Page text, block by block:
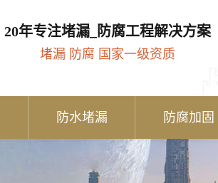
20年专注堵漏_防腐工程解决方案
堵漏 防腐 国家一级资质
防水堵漏 防腐加固